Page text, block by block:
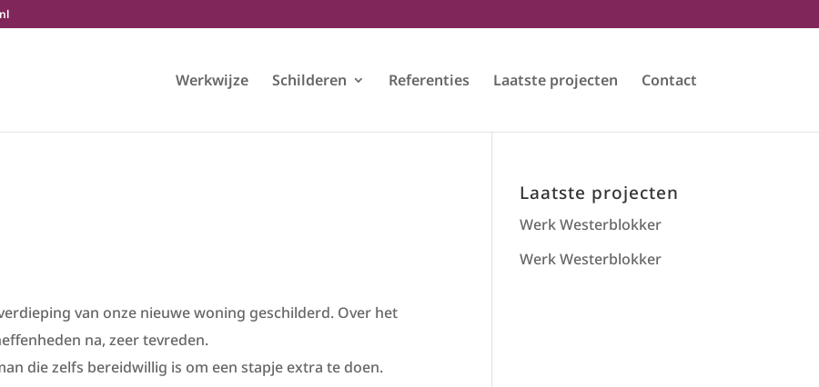
Werkwijze Schilderen Referenties Laatste projecten Contact
van onze nieuwe woning geschilderd. Over het
na, zeer tevreden.
die zelfs bereidwillig is om een stapje extra te doen.
Laatste projecten
Werk Westerblokker
Werk Westerblokker